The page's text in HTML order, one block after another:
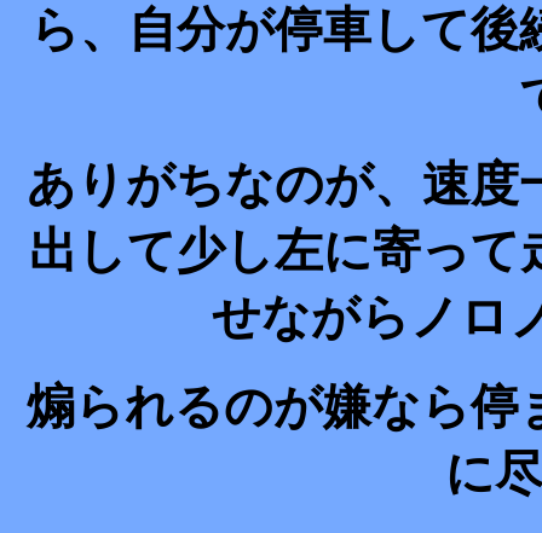
ら、自分が停車して
ありがちなのが、速
出して少し左に寄っ
せながらノロ
煽られるのが嫌なら停
に